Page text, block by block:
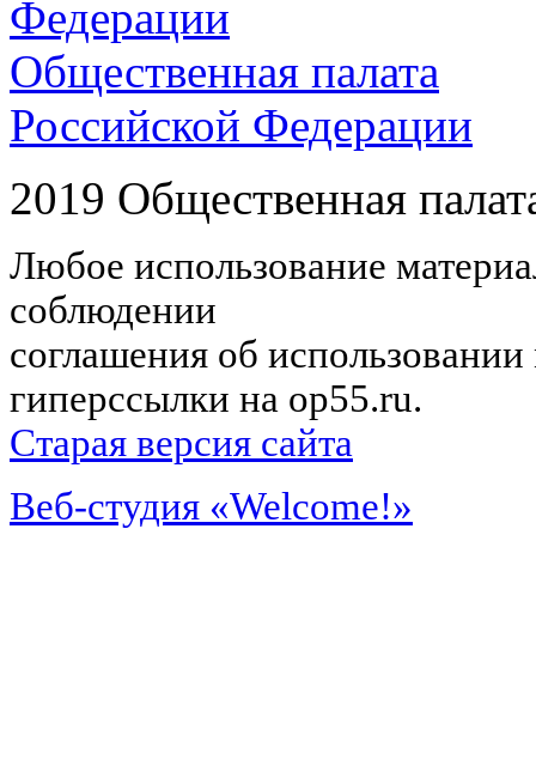
Общественная палата
Российской Федерации
2019 Общественная
Любое использование
соблюдении
соглашения об
гиперссылки на op55.ru.
Старая версия сайта
Веб-студия «Welcome!»